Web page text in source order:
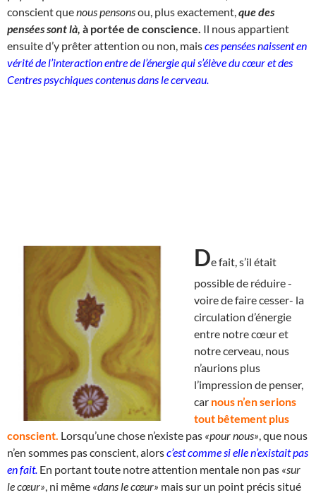
conscient quenous pensonsou, plus exactement, que des
pensées sont là, à portée de conscience. Il nous appartient
ensuite d’y prêter attention ou non, maisces pensées naissent en
vérité de l’interaction entre de l’énergie qui s’élève du cœur et des
Centres psychiques contenus dans le cerveau.
De fait, s’il était
possible de réduire -
voire de faire cesser- la
circulation d’énergie
entre notre cœur et
notre cerveau, nous
n’aurions plus
l’impression de penser,
car nous n’en serions
tout bêtement plus
conscient. Lorsqu’une chose n’existe pas «pour nous» , que nous
n’en sommes pas conscient, alorsc’est comme si elle n’existait pas
en fait. En portant toute notre attention mentale non pas «sur
le cœur» , ni même «dans le cœur» mais sur un point précis situé